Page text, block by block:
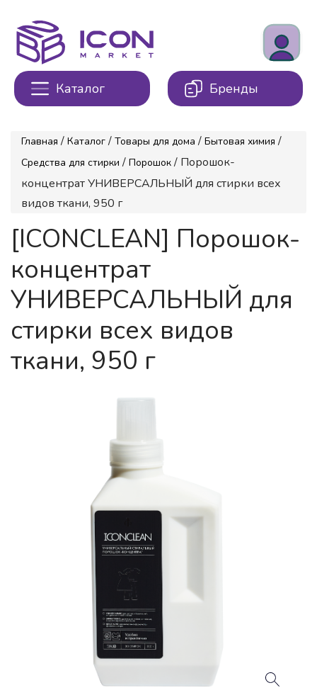
Каталог Бренды
Главная / Каталог / Товары для дома / Бытовая химия /
Средства для стирки / Порошок / Порошок-
концентрат УНИВЕРСАЛЬНЫЙ для стирки всех
видов ткани, 950 г
[ICONCLEAN] Порошок-
концентрат
УНИВЕРСАЛЬНЫЙ для
стирки всех видов
ткани, 950 г